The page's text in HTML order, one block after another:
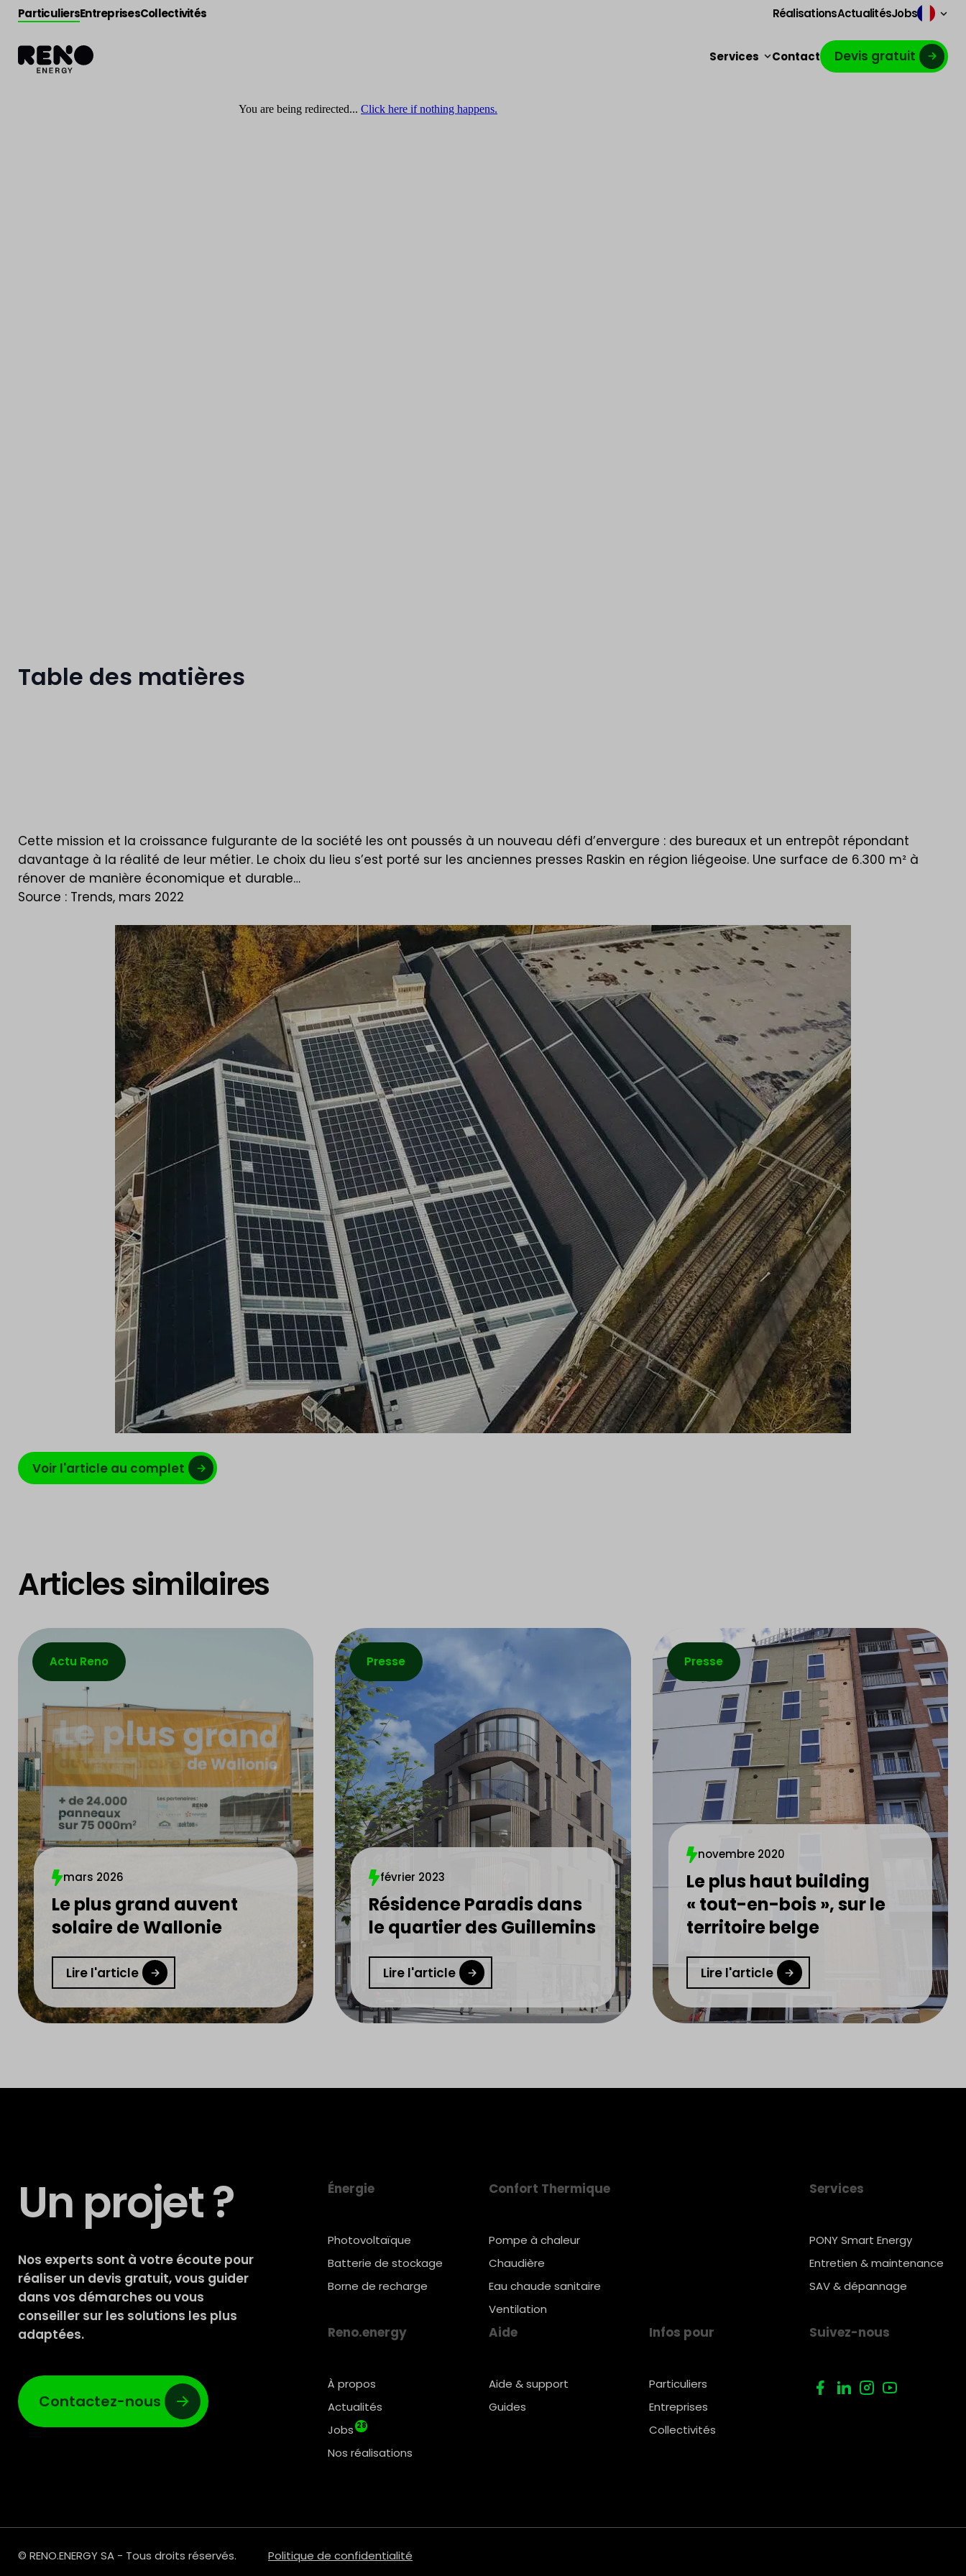
ParticuliersEntreprisesCollectivités RéalisationsActualitésJobs
Services Contact Devis gratuit
You are being redirected... Click here if nothing happens.
Table des matières
Cette mission et la croissance fulgurante de la société les ont poussés à un nouveau défi d’envergure : des bureaux et un entrepôt répondant
davantage à la réalité de leur métier. Le choix du lieu s’est porté sur les anciennes presses Raskin en région liégeoise. Une surface de 6.300 m² à
rénover de manière économique et durable…
Source : Trends, mars 2022
Voir l'article au complet
Articles similaires
Actu Reno
mars 2026
Le plus grand auvent
solaire de Wallonie
Lire l'article
Presse
février 2023
Résidence Paradis dans
le quartier des Guillemins
Lire l'article
Presse
novembre 2020
Le plus haut building
« tout-en-bois », sur le
territoire belge
Lire l'article
Un projet ?
Nos experts sont à votre écoute pour
réaliser un devis gratuit, vous guider
dans vos démarches ou vous
conseiller sur les solutions les plus
adaptées.
Contactez-nous
Énergie
Photovoltaïque
Batterie de stockage
Borne de recharge
Confort Thermique
Pompe à chaleur
Chaudière
Eau chaude sanitaire
Ventilation
Services
PONY Smart Energy
Entretien & maintenance
SAV & dépannage
Reno.energy
À propos
Actualités
Jobs 28
Nos réalisations
Aide
Aide & support
Guides
Infos pour
Particuliers
Entreprises
Collectivités
Suivez-nous
© RENO.ENERGY SA - Tous droits réservés. Politique de confidentialité